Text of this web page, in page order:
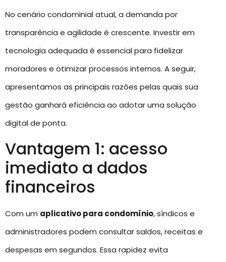
No cenário condominial atual, a demanda por
transparência e agilidade é crescente. Investir em
tecnologia adequada é essencial para fidelizar
moradores e otimizar processos internos. A seguir,
apresentamos as principais razões pelas quais sua
gestão ganhará eficiência ao adotar uma solução
digital de ponta.
Vantagem 1: acesso
imediato a dados
financeiros
Com um aplicativo para condomínio, síndicos e
administradores podem consultar saldos, receitas e
despesas em segundos. Essa rapidez evita